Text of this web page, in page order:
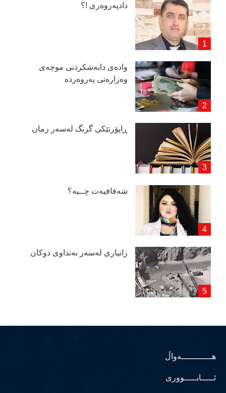
دادپەروەری !؟
وادەی دابەشكردنی موچەی
وەزارەتی پەروەردە
ڕاپۆرتێكی گرنگ لەسەر زمان
شەفافیەت چــیە؟
زانیاری لەسەر بەنداوی دوكان
هــــــــــــەواڵ
ئـــــابـــــووری